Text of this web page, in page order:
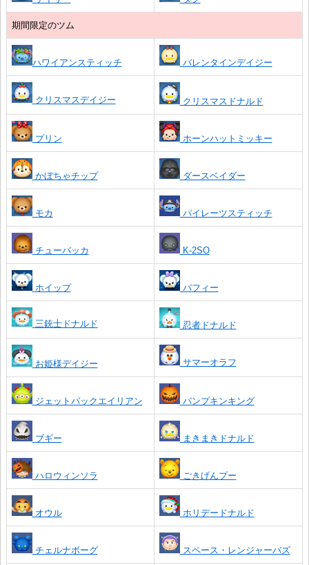
期間限定のツム
ハワイアンスティッチ バレンタインデイジー
クリスマスデイジー クリスマスドナルド
プリン ホーンハットミッキー
かぼちゃチップ ダースベイダー
モカ パイレーツスティッチ
チューバッカ K-2SO
ホイップ パフィー
三銃士ドナルド 忍者ドナルド
お姫様デイジー サマーオラフ
ジェットパックエイリアン パンプキンキング
ブギー まきまきドナルド
ハロウィンソラ ごきげんプー
オウル ホリデードナルド
チェルナボーグ スペース・レンジャーバズ